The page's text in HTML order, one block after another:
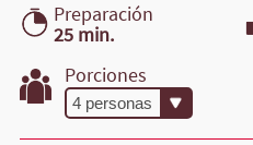
Preparación
25 min.
Porciones